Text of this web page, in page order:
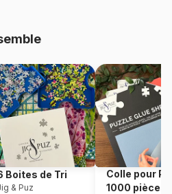
Eurographics-6000-6013
628136660136
1000 pièces
68 x 48 cm
Boites de Tri
& Puz
Colle pour
1000 pièces